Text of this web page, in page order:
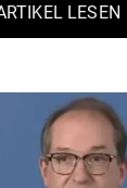
LESEN